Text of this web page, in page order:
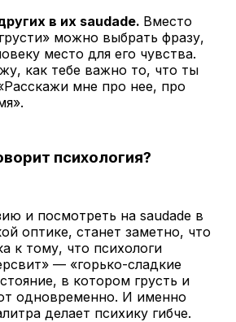
в их saudade. Вместо
можно выбрать фразу,
место для его чувства.
как тебе важно то, что ты
мне про нее, про
психология?
и посмотреть на saudade в
оптике, станет заметно, что
к тому, что психологи
— «горько-сладкие
в котором грусть и
одновременно. И именно
делает психику гибче.